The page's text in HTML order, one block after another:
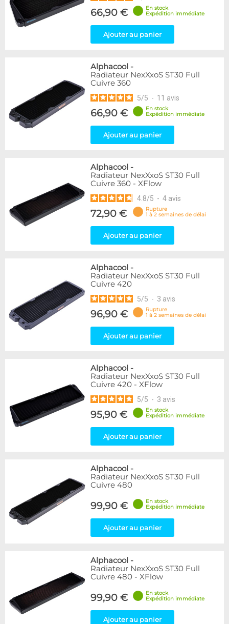
66,90 €
En stock
Expédition immédiate
Ajouter au panier
Alphacool -
Radiateur NexXxoS ST30 Full
Cuivre 360
5/5 - 11 avis
66,90 €
En stock
Expédition immédiate
Ajouter au panier
Alphacool -
Radiateur NexXxoS ST30 Full
Cuivre 360 - XFlow
4.8/5 - 4 avis
72,90 €
Rupture
1 à 2 semaines de délai
Ajouter au panier
Alphacool -
Radiateur NexXxoS ST30 Full
Cuivre 420
5/5 - 3 avis
96,90 €
Rupture
1 à 2 semaines de délai
Ajouter au panier
Alphacool -
Radiateur NexXxoS ST30 Full
Cuivre 420 - XFlow
5/5 - 3 avis
95,90 €
En stock
Expédition immédiate
Ajouter au panier
Alphacool -
Radiateur NexXxoS ST30 Full
Cuivre 480
99,90 €
En stock
Expédition immédiate
Ajouter au panier
Alphacool -
Radiateur NexXxoS ST30 Full
Cuivre 480 - XFlow
99,90 €
En stock
Expédition immédiate
Ajouter au panier